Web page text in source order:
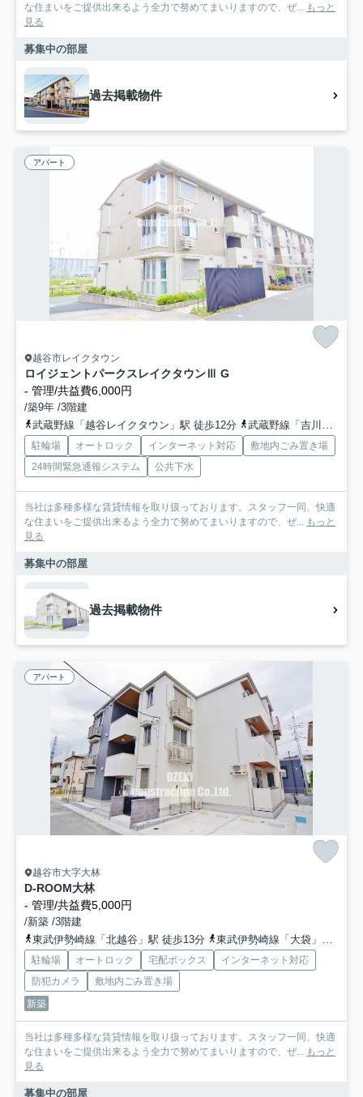
な住まいをご提供出来るよう全力で努めてまいりますので、ぜ... もっと
見る
募集中の部屋
過去掲載物件
アパート
越谷市レイクタウン
ロイジェントパークスレイクタウンⅢ G
- 管理/共益費6,000円
/築9年 /3階建
武蔵野線「越谷レイクタウン」駅 徒歩12分
武蔵野線「吉川」駅 徒歩41分
駐輪場 オートロック インターネット対応
敷地内ごみ置き場
24時間緊急通報システム
公共下水
当社は多種多様な賃貸情報を取り扱っております。スタッフ一同、快適
な住まいをご提供出来るよう全力で努めてまいりますので、ぜ... もっと
見る
募集中の部屋
過去掲載物件
アパート
越谷市大字大林
D-ROOM大林
- 管理/共益費5,000円
/新築 /3階建
東武伊勢崎線「北越谷」駅 徒歩13分
東武伊勢崎線「大袋」駅 徒歩22分
駐輪場 オートロック 宅配ボックス
インターネット対応
防犯カメラ
敷地内ごみ置き場
新築
当社は多種多様な賃貸情報を取り扱っております。スタッフ一同、快適
な住まいをご提供出来るよう全力で努めてまいりますので、ぜ... もっと
見る
募集中の部屋